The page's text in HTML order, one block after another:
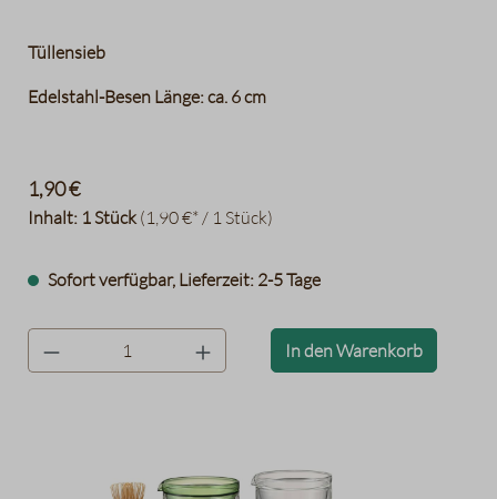
Tüllensieb
Edelstahl-Besen Länge: ca. 6 cm
Inhalt: 1 Stück(1,90 €* / 1 Stück)
1,90 €
Sofort verfügbar, Lieferzeit: 2-5 Tage
product.quantityLabel In den Warenkorb